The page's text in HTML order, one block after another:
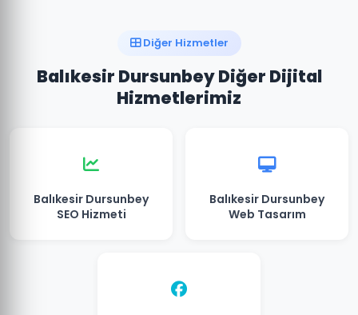
Diğer Hizmetler
Balıkesir Dursunbey Diğer Dijital
Hizmetlerimiz
Balıkesir Dursunbey
SEO Hizmeti
Balıkesir Dursunbey
Web Tasarım